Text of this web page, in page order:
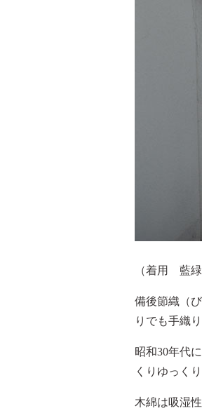
（着用 藍緑
備後節織（
りでも手織
昭和30年代
くりゆっく
木綿は吸湿